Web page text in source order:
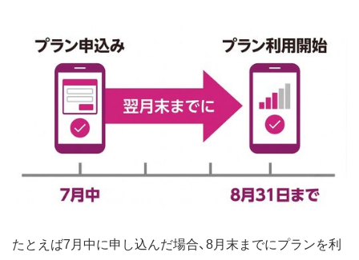
たとえば7月中に申し込んだ場合、8月末までにプランを利